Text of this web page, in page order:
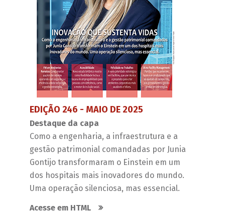
EDIÇÃO 246 - MAIO DE 2025
Destaque da capa
Como a engenharia, a infraestrutura e a
gestão patrimonial comandadas por Junia
Gontijo transformaram o Einstein em um
dos hospitais mais inovadores do mundo.
Uma operação silenciosa, mas essencial.
Acesse em HTML